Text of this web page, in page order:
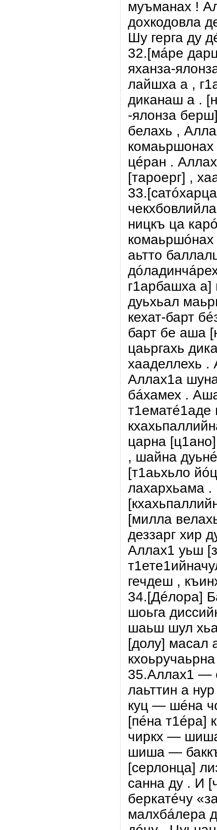
муъманах !
дохкодовла
Шу герга ду
32.[мáре
яханза-
лайшха а ,
диканаш а .
-ялонза
белахь ,
комаьршонах
цéран .
[тароерг] ,
ницкъ ца
аьтто
г1арбашха
дуьхьал
кехат-барт
барт бе ашa
цаьргахь
хааделлехь
Аллах1а
бáхамех .
царна
, шайна
[т1аьхьло
лахархьама
[милла
деззарг хир
Аллах1 уьш
гечдеш ,
34.[Дéлора]
шоьга
шаьш шул
[долу] масал
35.Аллах1 —
лаьттин а
куц — шéна
[пéна т1éра]
чиркх —
шиша —
[серлонцa]
санна ду . И
беркатéчу
малхбáлера